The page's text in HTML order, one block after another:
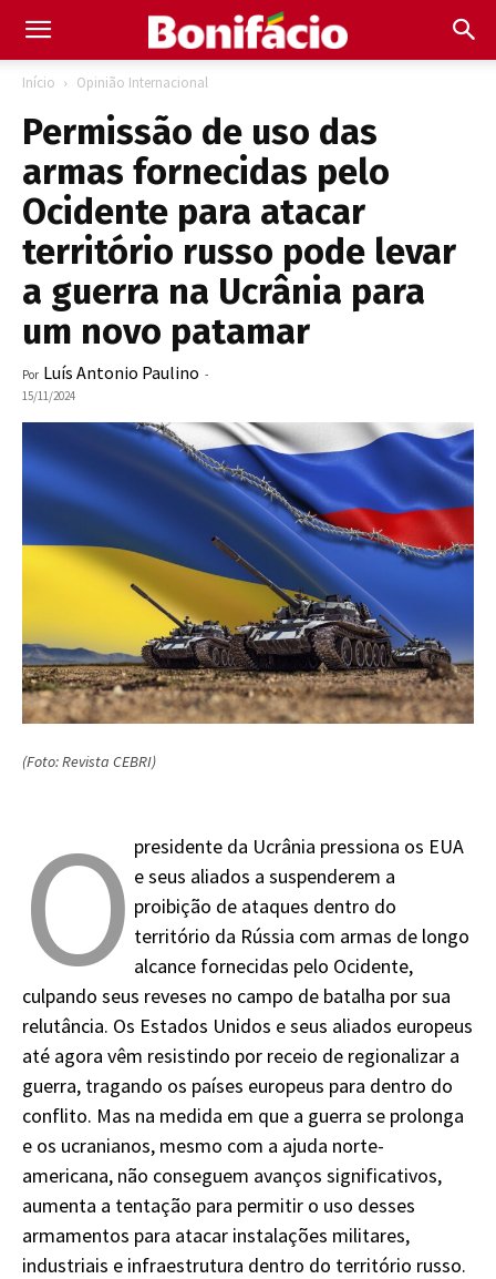
Início Opinião Internacional
Permissão de uso das
armas fornecidas pelo
Ocidente para atacar
território russo pode levar
a guerra na Ucrânia para
um novo patamar
Por Luís Antonio Paulino -
15/11/2024
(Foto: Revista CEBRI)
O presidente da Ucrânia pressiona os EUA
e seus aliados a suspenderem a
proibição de ataques dentro do
território da Rússia com armas de longo
alcance fornecidas pelo Ocidente,
culpando seus reveses no campo de batalha por sua
relutância. Os Estados Unidos e seus aliados europeus
até agora vêm resistindo por receio de regionalizar a
guerra, tragando os países europeus para dentro do
conflito. Mas na medida em que a guerra se prolonga
e os ucranianos, mesmo com a ajuda norte-
americana, não conseguem avanços significativos,
aumenta a tentação para permitir o uso desses
armamentos para atacar instalações militares,
industriais e infraestrutura dentro do território russo.